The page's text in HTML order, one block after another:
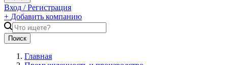
Вход / Регистрация
+ Добавить компанию
Поиск
Главная